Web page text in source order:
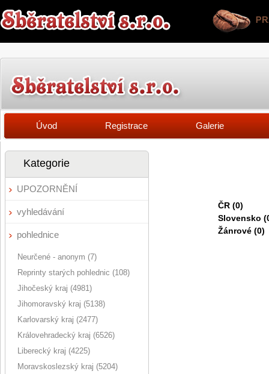
Úvod Registrace Galerie
Kategorie
UPOZORNĚNÍ
vyhledávání
pohlednice
Neurčené - anonym (7)
Reprinty starých pohlednic (108)
Jihočeský kraj (4981)
Jihomoravský kraj (5138)
Karlovarský kraj (2477)
Královehradecký kraj (6526)
Liberecký kraj (4225)
Moravskoslezský kraj (5204)
ČR (0)
Slovensko
Žánrové (0)